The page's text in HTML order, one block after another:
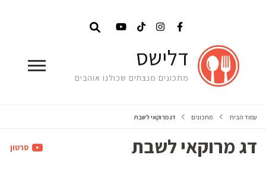
דלישס
מתכונים מנצחים שכולנו אוהבים
עמוד הבית מתכונים דג מרוקאי לשבת
דג מרוקאי לשבת סרטון